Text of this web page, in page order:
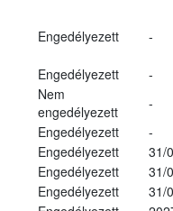
Engedélyezett -
Engedélyezett
-
Nem
engedélyezett
-
Engedélyezett
-
Engedélyezett
31/
Engedélyezett
31/
Engedélyezett
31/